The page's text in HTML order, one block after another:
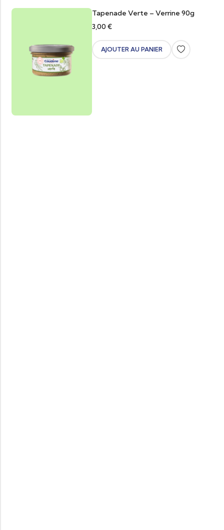
Tapenade Verte – Verrine 90g
3,00 €
AJOUTER AU PANIER